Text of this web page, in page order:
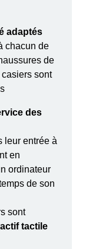
adaptés
chacun de
de
sont
des
leur entrée à
en
ordinateur
de son
sont
tactile